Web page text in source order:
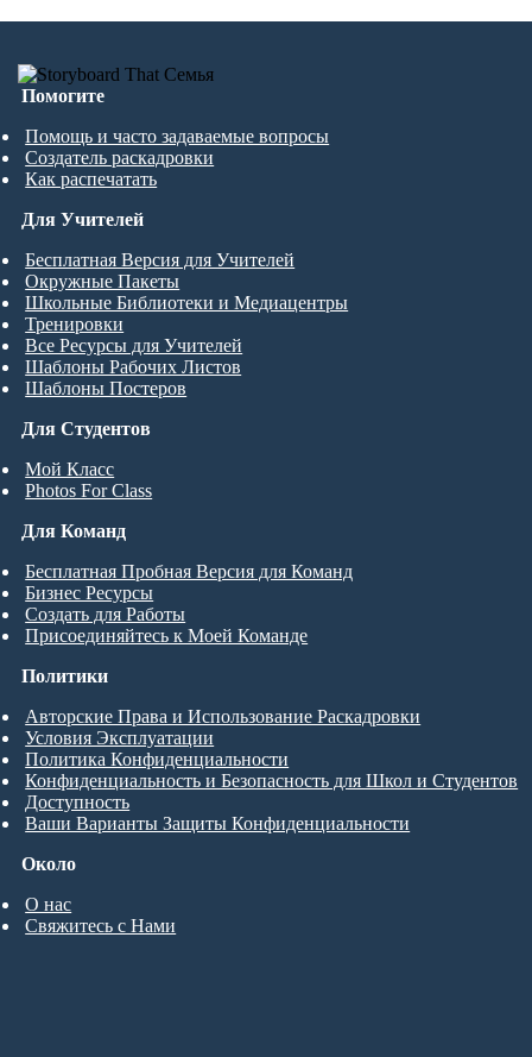
Помогите
Помощь и часто задаваемые вопросы
Создатель раскадровки
Как распечатать
Для Студентов
Мой Класс
Photos For Class
Для Учителей
Бесплатная Версия для Учителей
Окружные Пакеты
Школьные Библиотеки и Медиацентры
Тренировки
Все Ресурсы для Учителей
Шаблоны Рабочих Листов
Шаблоны Постеров
Для Команд
Бесплатная Пробная Версия для Команд
Бизнес Ресурсы
Создать для Работы
Присоединяйтесь к Моей Команде
Около
О нас
Свяжитесь с Нами
Политики
Авторские Права и Использование Раскадровки
Условия Эксплуатации
Политика Конфиденциальности
Конфиденциальность и Безопасность для Школ и Студентов
Доступность
Ваши Варианты Защиты Конфиденциальности